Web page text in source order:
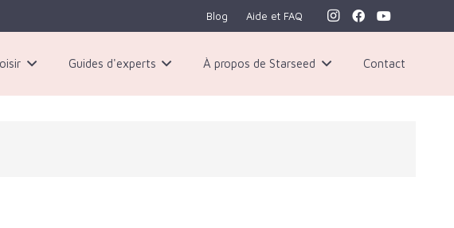
Blog Aide et FAQ
Guides d'experts À propos de Starseed Contact